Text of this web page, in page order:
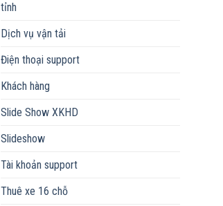
tỉnh
Dịch vụ vận tải
Điện thoại support
Khách hàng
Slide Show XKHD
Slideshow
Tài khoản support
Thuê xe 16 chỗ